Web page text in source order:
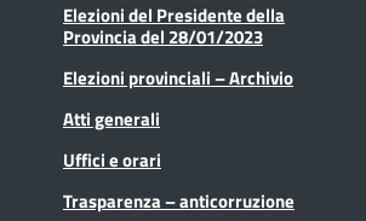
Elezioni del Presidente della
Provincia del 28/01/2023
Elezioni provinciali – Archivio
Atti generali
Uffici e orari
Trasparenza – anticorruzione